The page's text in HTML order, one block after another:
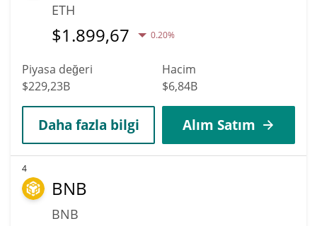
ETH
$1.899,67 0.20%
Piyasa değeri
$229,23B
Hacim
$6,84B
Daha fazla bilgi Alım Satım
4
BNB
BNB